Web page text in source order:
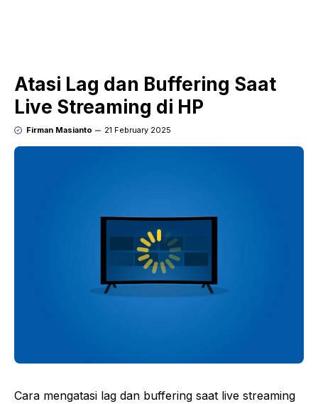
Atasi Lag dan Buffering Saat
Live Streaming di HP
Firman Masianto 21 February 2025
Cara mengatasi lag dan buffering saat live streaming